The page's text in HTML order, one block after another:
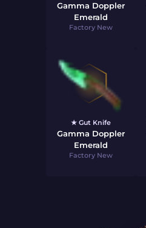
Gamma Doppler
Emerald
Factory New
★ Gut Knife
Gamma Doppler
Emerald
Factory New